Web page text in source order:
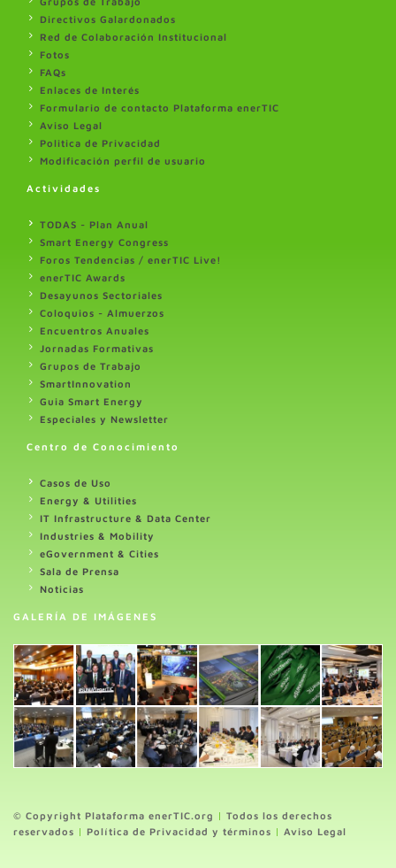
Directivos Galardonados
Red de Colaboración Institucional
Fotos
FAQs
Enlaces de Interés
Formulario de contacto Plataforma enerTIC
Aviso Legal
Politica de Privacidad
Modificación perfil de usuario
Actividades
TODAS - Plan Anual
Smart Energy Congress
Foros Tendencias / enerTIC Live!
enerTIC Awards
Desayunos Sectoriales
Coloquios - Almuerzos
Encuentros Anuales
Jornadas Formativas
Grupos de Trabajo
SmartInnovation
Guia Smart Energy
Especiales y Newsletter
Centro de Conocimiento
Casos de Uso
Energy & Utilities
IT Infrastructure & Data Center
Industries & Mobility
eGovernment & Cities
Sala de Prensa
Noticias
GALERÍA DE IMÁGENES
© Copyright Plataforma enerTIC.org | Todos los derechos
reservados | Política de Privacidad y términos | Aviso Legal